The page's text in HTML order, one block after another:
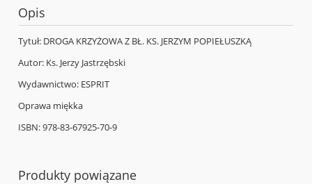
Opis
Tytuł: DROGA KRZYŻOWA Z BŁ. KS. JERZYM POPIEŁUSZKĄ
Autor: Ks. Jerzy Jastrzębski
Wydawnictwo: ESPRIT
Oprawa miękka
ISBN: 978-83-67925-70-9
Produkty powiązane